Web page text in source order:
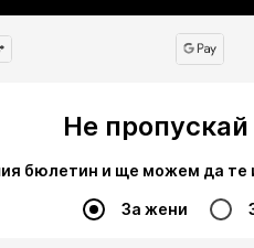
Не
бюлетин и ще можем да те
За жени